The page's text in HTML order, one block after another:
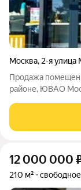
Москва, 2-я улица
Продажа
районе, ЮВАО
Установлены
12 000 000
210 м²